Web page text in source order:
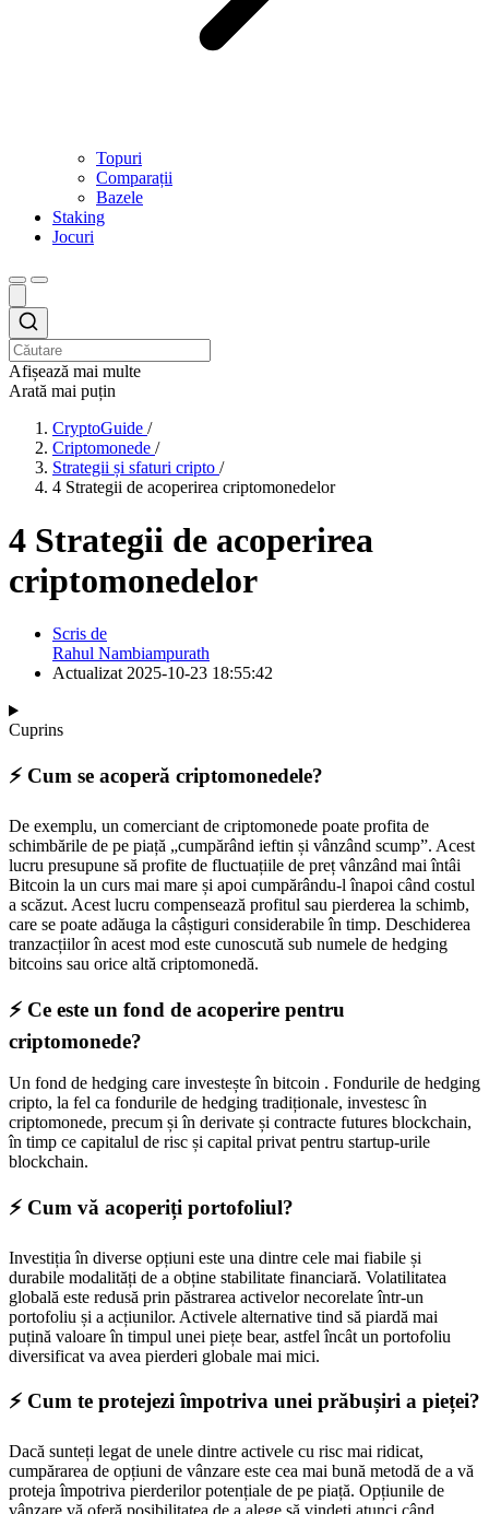
Topuri
Comparații
Bazele
Staking
Jocuri
Afișează mai multe
Arată mai puțin
CryptoGuide /
Criptomonede /
Strategii și sfaturi cripto /
4 Strategii de acoperirea criptomonedelor
4 Strategii de acoperirea
criptomonedelor
Scris de
Rahul Nambiampurath
Actualizat 2025-10-23 18:55:42
Cuprins
⚡️ Cum se acoperă criptomonedele?
De exemplu, un comerciant de criptomonede poate profita de
schimbările de pe piață „cumpărând ieftin și vânzând scump”. Acest
lucru presupune să profite de fluctuațiile de preț vânzând mai întâi
Bitcoin la un curs mai mare și apoi cumpărându-l înapoi când costul
a scăzut. Acest lucru compensează profitul sau pierderea la schimb,
care se poate adăuga la câștiguri considerabile în timp. Deschiderea
tranzacțiilor în acest mod este cunoscută sub numele de hedging
bitcoins sau orice altă criptomonedă.
⚡️ Ce este un fond de acoperire pentru
criptomonede?
Un fond de hedging care investește în bitcoin . Fondurile de hedging
cripto, la fel ca fondurile de hedging tradiționale, investesc în
criptomonede, precum și în derivate și contracte futures blockchain,
în timp ce capitalul de risc și capital privat pentru startup-urile
blockchain.
⚡️ Cum vă acoperiți portofoliul?
Investiția în diverse opțiuni este una dintre cele mai fiabile și
durabile modalități de a obține stabilitate financiară. Volatilitatea
globală este redusă prin păstrarea activelor necorelate într-un
portofoliu și a acțiunilor. Activele alternative tind să piardă mai
puțină valoare în timpul unei piețe bear, astfel încât un portofoliu
diversificat va avea pierderi globale mai mici.
⚡️ Cum te protejezi împotriva unei prăbușiri a pieței?
Dacă sunteți legat de unele dintre activele cu risc mai ridicat,
cumpărarea de opțiuni de vânzare este cea mai bună metodă de a vă
proteja împotriva pierderilor potențiale de pe piață. Opțiunile de